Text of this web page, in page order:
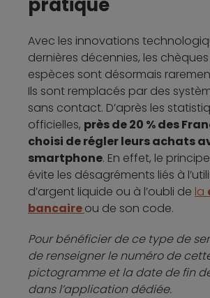
Avec les innovations
dernières décennies, les
espèces sont désormais
Ils sont remplacés par des
sans contact. D’après les
officielles, près de 20 % des
choisi de régler leurs achats
smartphone. En effet, le
évite les désagréments liés à
d’argent liquide ou à l’oubli de la
bancaireou de son code.
Pour bénéficier de ce type de
de renseigner le numéro de
pictogramme et la date de fin
dans l’application dédiée.